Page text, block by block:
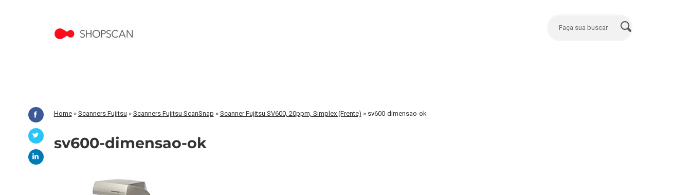
Home»Scanners Fujitsu »Scanners Fujitsu ScanSnap »Scanner Fujitsu SV600, 20ppm, Simplex (Frente) » sv600-dimensao-ok
sv600-dimensao-ok